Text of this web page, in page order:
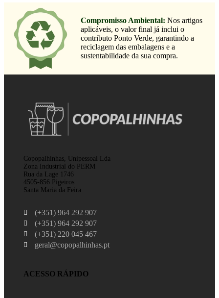
Compromisso Ambiental: Nos artigos
aplicáveis, o valor final já inclui o
contributo Ponto Verde, garantindo a
reciclagem das embalagens e a
sustentabilidade da sua compra.
Copopalhinhas, Unipessoal Lda
Zona Industrial do PERM
Rua da Lage 1746
4505-856 Pigeiros
Santa Maria da Feira
(+351) 964 292 907
(+351) 964 292 907
(+351) 220 045 467
geral@copopalhinhas.pt
ACESSO RÁPIDO